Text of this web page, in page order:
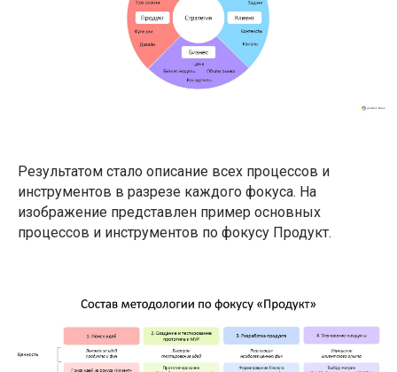
Результатом стало описание всех процессов и
инструментов в разрезе каждого фокуса. На
изображение представлен пример основных
процессов и инструментов по фокусу Продукт.